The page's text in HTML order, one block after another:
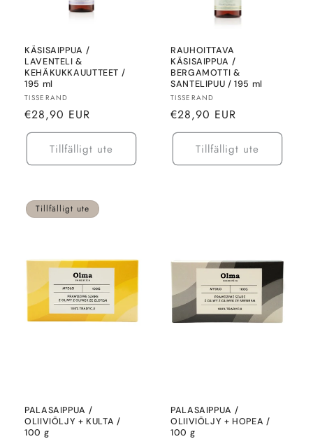
KÄSISAIPPUA /
LAVENTELI &
KEHÄKUKKAUUTTEET /
195 ml
Säljare:
TISSERAND
Normalt
pris
€28,90 EUR
Tillfälligt ute
RAUHOITTAVA
KÄSISAIPPUA /
BERGAMOTTI &
SANTELIPUU / 195 ml
Säljare:
TISSERAND
Normalt
pris
€28,90 EUR
Tillfälligt ute
Tillfälligt ute
PALASAIPPUA /
OLIIVIÖLJY + KULTA /
100 g
PALASAIPPUA /
OLIIVIÖLJY + HOPEA /
100 g